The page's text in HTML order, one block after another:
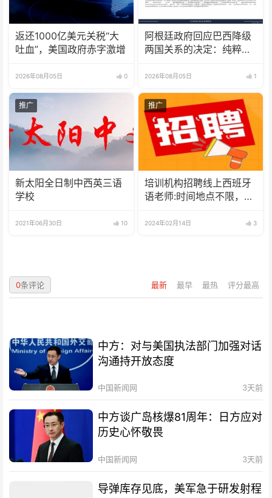
返还1000亿美元关税“大
吐血”，美国政府赤字激增
2026年08月05日 0
阿根廷政府回应巴西降级
两国关系的决定：纯粹意
2026年08月05日 1
推广
新太阳全日制中西英三语
学校
2021年06月30日 10
推广
培训机构招聘线上西班牙
语老师:时间地点不限，可
2024年02月14日 3
最新 最早 最热 评分最高
0条评论
中方：对与美国执法部门加强对话
沟通持开放态度
中国新闻网 3天前
中方谈广岛核爆81周年：日方应对
历史心怀敬畏
中国新闻网 3天前
导弹库存见底，美军急于研发射程